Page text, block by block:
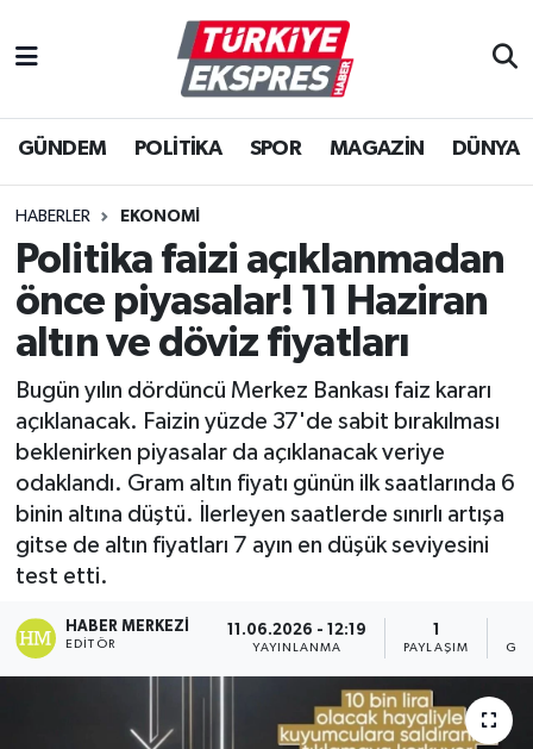
GÜNDEM POLİTİKA SPOR MAGAZİN DÜNYA
HABERLER EKONOMİ
Politika faizi açıklanmadan
önce piyasalar! 11 Haziran
altın ve döviz fiyatları
Bugün yılın dördüncü Merkez Bankası faiz kararı
açıklanacak. Faizin yüzde 37'de sabit bırakılması
beklenirken piyasalar da açıklanacak veriye
odaklandı. Gram altın fiyatı günün ilk saatlarında 6
binin altına düştü. İlerleyen saatlerde sınırlı artışa
gitse de altın fiyatları 7 ayın en düşük seviyesini
test etti.
HABER MERKEZI
EDITÖR
11.06.2026 - 12:19
YAYINLANMA
1
PAYLAŞIM
İstanbul Nöbetçi Eczaneler
İstanbul Hava Durumu
İstanbul Namaz Vakitleri
İstanbul Trafik Yoğunluk Haritası
Süper Lig Puan Durumu ve Fikstür
Tüm Manşetler
Son Dakika Haberleri
Haber Arşivi